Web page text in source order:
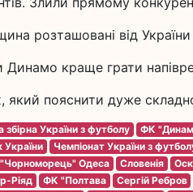
розташовані від
Динамо краще грати
який пояснити дуже
збірна України з футболу ФК
України Чемпіонат України з
Одеса Словенія
Ріяд ФК "Полтава Сергій Ребров